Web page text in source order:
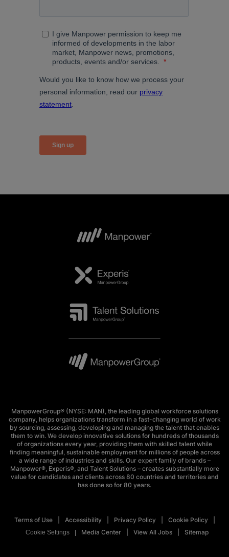
ManpowerGroup® (NYSE: MAN), the leading global workforce solutions
company, helps organizations transform in a fast-changing world of work
by sourcing, assessing, developing and managing the talent that enables
them to win. We develop innovative solutions for hundreds of thousands
of organizations every year, providing them with skilled talent while
finding meaningful, sustainable employment for millions of people across
a wide range of industries and skills. Our expert family of brands –
Manpower®, Experis®, and Talent Solutions – creates substantially more
value for candidates and clients across 80 countries and territories and
has done so for 80 years.
Terms of Use Accessibility Privacy Policy Cookie Policy
Cookie Settings Media Center View All Jobs Sitemap